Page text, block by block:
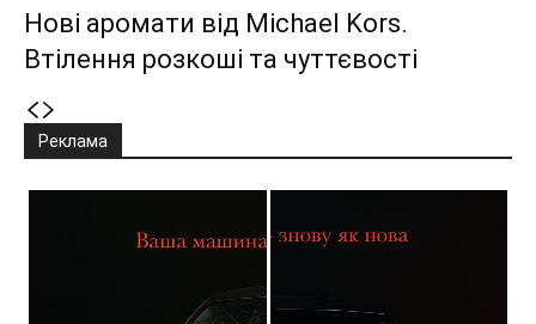
Нові аромати від Michael Kors.
Втілення розкоші та чуттєвості
Реклама